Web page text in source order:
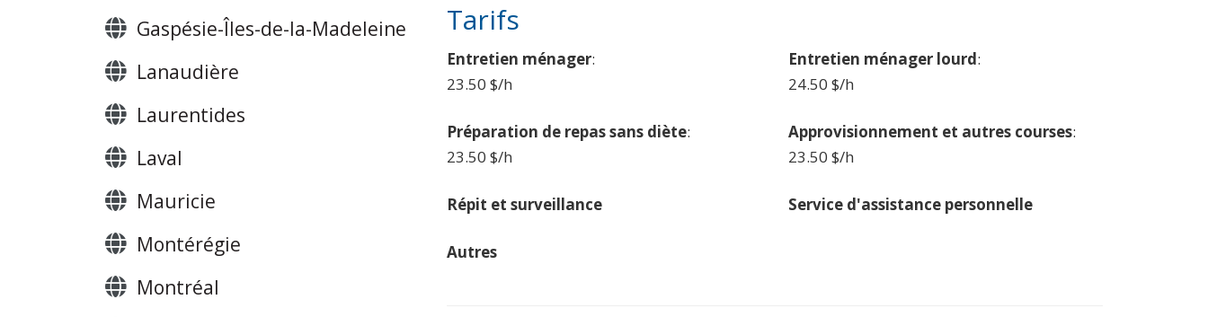
Tarifs
Entretien ménager:
23.50 $/h
Entretien ménager lourd:
24.50 $/h
Préparation de repas sans diète:
23.50 $/h
Approvisionnement et autres courses:
23.50 $/h
Répit et surveillance Service d'assistance personnelle
Autres
Gaspésie-Îles-de-la-Madeleine
Lanaudière
Laurentides
Laval
Mauricie
Montérégie
Montréal